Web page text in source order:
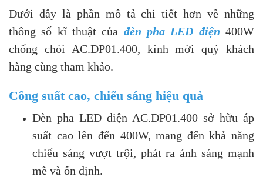
Dưới đây là phần mô tả chi tiết hơn về những
thông số kĩ thuật của đèn pha LED điện 400W
chống chói AC.DP01.400, kính mời quý khách
hàng cùng tham khảo.
Công suất cao, chiếu sáng hiệu quả
Đèn pha LED điện AC.DP01.400 sở hữu áp
suất cao lên đến 400W, mang đến khả năng
chiếu sáng vượt trội, phát ra ánh sáng mạnh
mẽ và ổn định.